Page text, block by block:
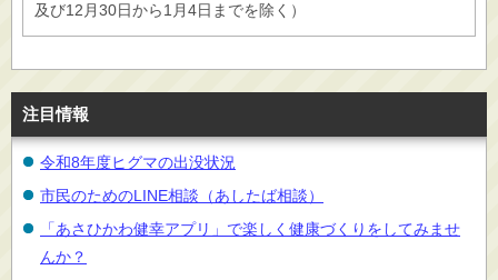
及び12月30日から1月4日までを除く）
注目情報
令和8年度ヒグマの出没状況
市民のためのLINE相談（あしたば相談）
「あさひかわ健幸アプリ」で楽しく健康づくりをしてみませ
んか？